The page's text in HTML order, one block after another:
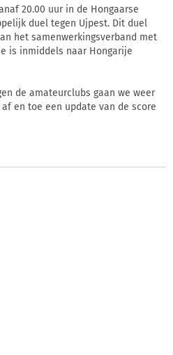
20.00 uur in de Hongaarse
duel tegen Ujpest. Dit duel
het samenwerkingsverband met
is inmiddels naar Hongarije
de amateurclubs gaan we weer
en toe een update van de score